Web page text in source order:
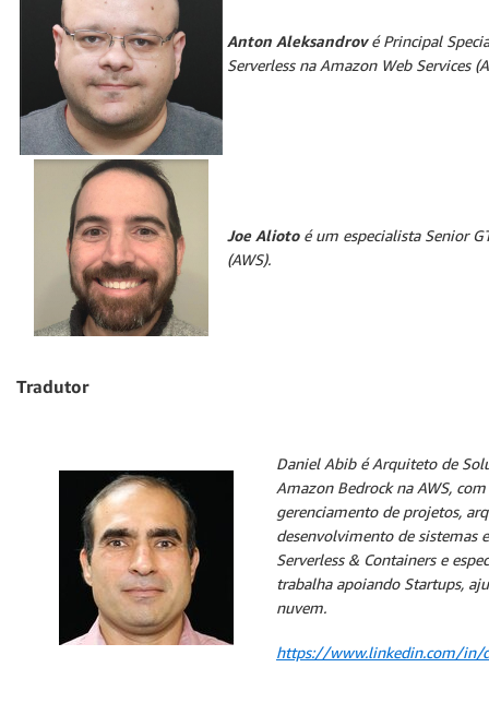
Anton Aleksandrové Principal
Serverless na Amazon Web Services
Joe Aliotoé um especialista Senior
(AWS).
Tradutor
Daniel Abibé Arquiteto de
Amazon Bedrock na AWS,
gerenciamento de projetos,
desenvolvimento de sistemas
Serverless & Containers e
trabalha apoiando Startups,
nuvem.
https://www.linkedin.com/in/